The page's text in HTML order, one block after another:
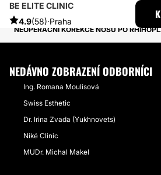
BE ELITE CLINIC
4.9(58)·Praha
ESTHETICON
PŘÍBĚHY
PŘÍBĚHY TÝKAJÍCÍ SE ZÁKROKU
NEOPERAČNÍ KOREKCE NOSU PO
NEDÁVNO ZOBRAZENÍ ODBORNÍCI
Ing. Romana Moulisová
Swiss Esthetic
Dr. Irina Zvada (Yukhnovets)
Niké Clinic
MUDr. Michal Makel